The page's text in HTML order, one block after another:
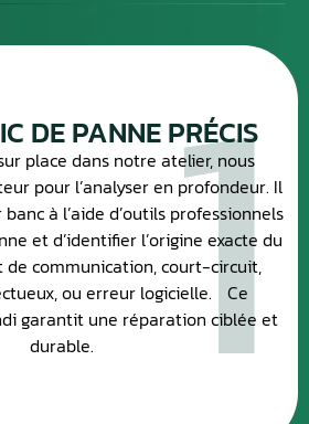
1
DE PANNE PRÉCIS
place dans notre atelier, nous
pour l’analyser en profondeur. Il
à l’aide d’outils professionnels
et d’identifier l’origine exacte du
de communication, court-circuit,
ou erreur logicielle. Ce
garantit une réparation ciblée et
durable.